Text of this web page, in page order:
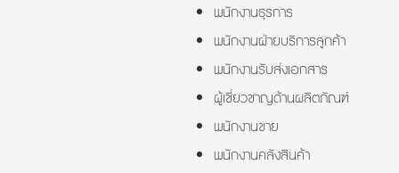
พนักงานธุรการ
พนักงานฝ่ายบริการลูกค้า
พนักงานรับส่งเอกสาร
ผู้เชี่ยวชาญด้านผลิตภัณฑ์
พนักงานขาย
พนักงานคลังสินค้า